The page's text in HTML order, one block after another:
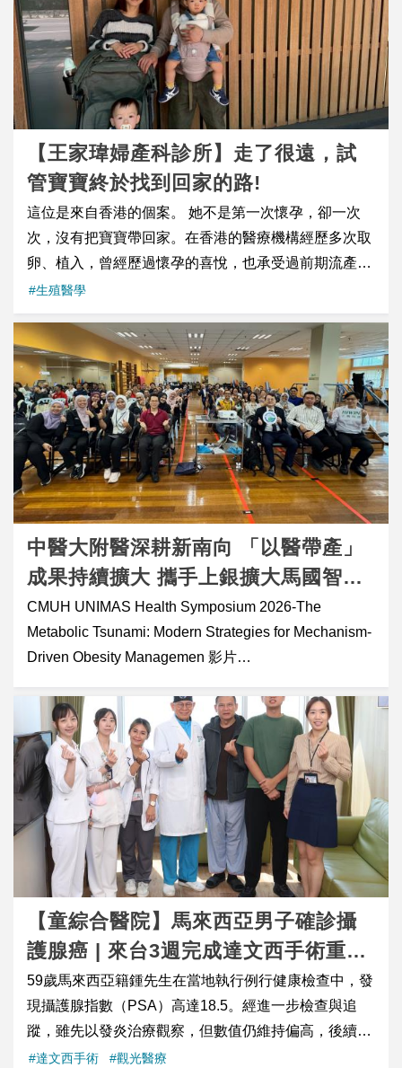
病房探訪，提供實質的心理支持與陪伴。透過日常的關
心與交流，將冰冷孤單的病房轉化為如家一般的溫暖避
風港。 從恐懼到深刻感動：「在這裡，我感覺像家一樣
安心」 在嘉基醫療與關懷團隊的攜手努力下，Alena 出
院時的眼神不再有恐懼，取而代之的是滿滿的感動與笑
容。出院後，她特別親手寫下了一封充滿溫度的英文感
謝信，表達對嘉基團隊最深切的謝意： 「謝謝你們在我
住院期間給予我這麼棒的照顧，讓我感到無比安全，並
被好好地關懷著。你們的專業與充滿人性關懷的照顧，
對我來說意義重大。上帝保佑你們大家！」
professionalism and humane care mean the world to
me. God bless you all!&rdquo;) 結語：展現台灣醫療軟
實力 醫學不僅僅是冰冷的專業技術，更是傳遞生命溫度
的重要窗口。本次嘉基骨科團隊與國際醫療中心的緊密
合作，不僅成功協助國際友人化險為夷，更將台灣卓越
的「醫療實力」與在地深厚的「全人關懷人情味」完美
結合，讓國際社會看見台灣醫療的溫暖與不凡實力。
上，年輕時因為排卵不規則，反而更需要注意意外懷孕
的可能。然而隨著年齡增加、工作壓力變大，排卵問題
逐漸明顯後，懷孕難度也會跟著提高。 不過，多囊性卵
巢症候群並不等於不孕。只要透過完整評估，找到適合
的治療方式，讓卵巢恢復規律排卵，仍然有很高的機會
成功懷孕。 延伸閱讀：香港生育檢查全攻略｜檢查時
機、項目、費用及提高懷孕機率 香港夫妻歷經3次流
產，來台圓求子夢 這次的故事主角，是一對來自香港的
夫妻。太太小欣屬於典型的瘦型PCOS患者，長期有排
卵不規則的問題；而先生則因工作壓力大、作息不固
定，精液品質並不理想。兩人結婚後積極備孕，不僅嘗
試自然懷孕，也調整生活作息、補充營養品，希望能夠
迎接寶寶到來。 後來，他們在香港接受了第一次試管嬰
兒療程。當時順利培養出5顆囊胚，以不到34歲的年紀
來說，原本認為成功機率相當不錯。然而接下來的結果
卻讓夫妻倆備受打擊。 三次胚胎植入都成功著床，但卻
也經歷了三次胎兒沒有心跳、最終自然流產的結果。一
次又一次的期待與失落，讓他們開始四處尋找答案，來
回往深圳進行檢查，希望能找出反覆流產背後真正的原
因。 延伸閱讀：多囊性卵巢症候群(PCOS)會好嗎？症
狀、治療與日常護理方法 參加宜蘊香港備孕說明會，開
啟來台試管療程契機 宜蘊團隊前往香港舉辦備孕說明
會，小欣夫妻也來到現場參加。會後安排諮詢時，小欣
帶著厚厚一疊檢查報告，包括常規血液檢查、荷爾蒙檢
查、染色體分析、基因檢測以及免疫相關檢查，希望能
找到導致流產的原因。 然而，在眾多檢查數據中，小真
多時候，大家把焦點放在「如何成功懷孕」，卻容易忽
略媽媽本身的健康狀況。事實上，無論是自然懷孕還是
試管嬰兒療程，「母體健康」始終是最重要的基礎。只
有在身體狀況穩定的前提下，後續療程才有更好的成功
機會。 香港來台試管，一次取得17顆囊胚 經過詳細討
論後，夫妻倆決定來台灣接受試管嬰兒治療。 首次來台
領藥後，療程透過遠距追蹤方式進行。期間小欣一次當
天往返香港與台灣進行超音波檢查與抽血追蹤，之後夫
妻一起來到台中，完成取卵、受精。 由於多囊體質的關
係，小欣共取得25顆成熟卵子，而實驗室，也努力補強
了先生較弱的部分，最終成功培養出17顆囊胚。 PGS
染色體篩檢找出健康胚胎 考量過去曾有反覆流產病史，
建議他們進一步進行PGS胚胎著床前染色體篩檢
（PGT-A），在最終送驗的4顆囊胚中，有3顆為染色體
正常的健康胚胎。 子宮鏡息肉切除，打造更好的著床環
【王家瑋婦產科診所】走了很遠，試
管寶寶終於找到回家的路!
這位是來自香港的個案。 她不是第一次懷孕，卻一次
次，沒有把寶寶帶回家。在香港的醫療機構經歷多次取
卵、植入，曾經歷過懷孕的喜悅，也承受過前期流產與
子宮外孕的失落。 因為先天結構的限制，她曾問：
「我，還有機會嗎？」 在王家瑋院長的評估下，重新調
整療程策略與植入方式&mdash;&mdash;原本被認為
「不易成功」的條件，變成「可以被解決的問題」。 中
間還經歷到疫情，已屆高齡的她，決定再試最後一次。
那一次，取卵、培養並選擇新鮮 Day 3 胚胎植入兩顆
&mdash;&mdash;這次，雙寶，一起回來了。 媽媽說，
每次想到自己求孕的故事，都會被自己感動到。 過去看
到別人分享「回娘家」的照片，總會偷偷想：「什麼時
候，才輪到我？」 現在，她終於可以說
&mdash;&mdash;她也有了屬於自己的那一天。 ��
幸福，會讓人變得更溫柔 媽媽笑著說：「有時候孩子頑
皮，我也會想生氣， 但下一秒就會想到
&mdash;&mdash;我是多麼辛苦，才得到這份幸福。」
�� 王家瑋婦產科診所 ✨ 精準專業團隊 &times; 高效
植入流程 &times; 國際認可治療標準 ✅ 完整療程規劃：
凍卵、試管、植入、產前追蹤 ✅ 透明收費標準，安心
無壓 ✅ 來自全球家庭的高度信任與好評 �� 預約專
線：886-2-2758-6966 �� 地址：臺北市信義區基隆路
二段 60 號（捷運台北101站旁）
#生殖醫學
中醫大附醫深耕新南向 「以醫帶產」
成果持續擴大 攜手上銀擴大馬國智慧
復健平台 肥胖代謝醫學影響力拓展到
東馬
CMUH UNIMAS Health Symposium 2026-The
Metabolic Tsunami: Modern Strategies for Mechanism-
Driven Obesity Managemen 影片
續第五年推動衛福部醫衛新南向計畫（馬來西亞與汶
萊），攜手上銀科技於建置在吉隆坡蕉賴復健醫院的
「下肢復健機器人產品示範點」，舉辦兩場次臨床教學
工作坊，有近百人參加，成功將臺灣智慧復健設備、臨
床應用與整合照護模式導入馬來西亞醫療體系，擴大此
產品示範點成為共同採購平台；另外在醫學交流方面，
將臺灣肥胖代謝治療的新觀念與新技術帶進東馬砂拉
越，吸引馬來西亞砂拉越大學取經，共同舉辦了「2026
健康醫學論壇－迎戰代謝海嘯：肥胖治療新紀元」論
壇，吸引兩百人參加。展現中醫大附醫於國際醫療、智
慧醫療及跨國醫學交流的整合推動能量。不僅深化臺馬
醫療合作，更成功帶領臺灣智慧醫療產業鏈拓展馬國市
場，展現推動新南向「以醫帶產」，醫衛合作與交流的
具體成果。 中醫大附醫攜手上銀科技，於吉隆坡蕉賴復
健醫院舉辦臨床教學工作坊，獲得復健專家熱烈參，進
【童綜合醫院】馬來西亞男子確診攝
護腺癌 | 來台3週完成達文西手術重拾
生活
59歲馬來西亞籍鍾先生在當地執行例行健康檢查中，發
現攝護腺指數（PSA）高達18.5。經進一步檢查與追
蹤，雖先以發炎治療觀察，但數值仍維持偏高，後續安
排MRI影像及細胞切片檢查，最終確診為第二期攝護腺
#達文西手術 #觀光醫療